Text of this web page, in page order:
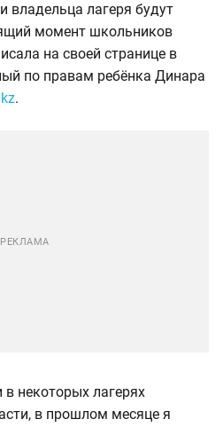
владельца лагеря будут
момент школьников
на своей странице в
по правам ребёнка Динара
.
некоторых лагерях
в прошлом месяце я